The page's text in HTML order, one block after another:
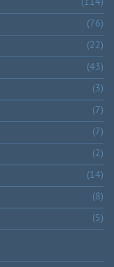
(114)
(76)
(22)
(43)
(3)
(7)
(7)
(2)
(14)
(8)
(5)